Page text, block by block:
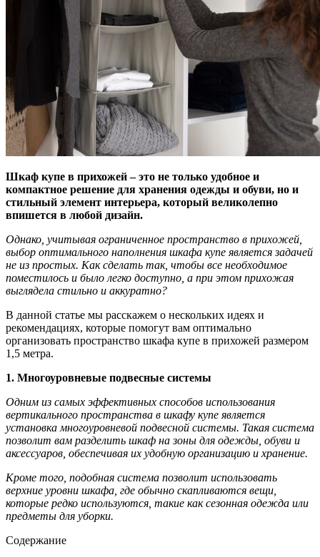
Шкаф купе в прихожей – это не только удобное и
компактное решение для хранения одежды и обуви, но и
стильный элемент интерьера, который великолепно
впишется в любой дизайн.
Однако, учитывая ограниченное пространство в прихожей,
выбор оптимального наполнения шкафа купе является задачей
не из простых. Как сделать так, чтобы все необходимое
поместилось и было легко доступно, а при этом прихожая
выглядела стильно и аккуратно?
В данной статье мы расскажем о нескольких идеях и
рекомендациях, которые помогут вам оптимально
организовать пространство шкафа купе в прихожей размером
1,5 метра.
1. Многоуровневые подвесные системы
Одним из самых эффективных способов использования
вертикального пространства в шкафу купе является
установка многоуровневой подвесной системы. Такая система
позволит вам разделить шкаф на зоны для одежды, обуви и
аксессуаров, обеспечивая их удобную организацию и хранение.
Кроме того, подобная система позволит использовать
верхние уровни шкафа, где обычно скапливаются вещи,
которые редко используются, такие как сезонная одежда или
предметы для уборки.
Содержание